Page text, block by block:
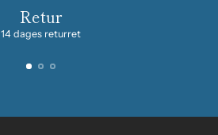
Retur
14 dages returret